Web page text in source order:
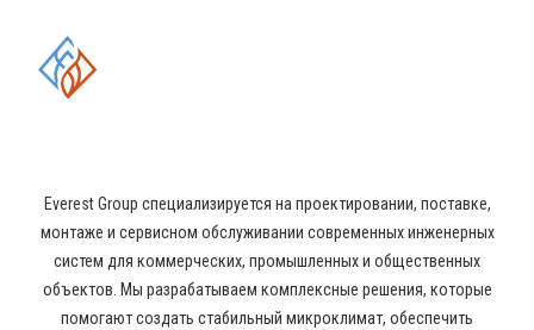
Everest Group специализируется на проектировании, поставке,
монтаже и сервисном обслуживании современных инженерных
систем для коммерческих, промышленных и общественных
объектов. Мы разрабатываем комплексные решения, которые
помогают создать стабильный микроклимат, обеспечить